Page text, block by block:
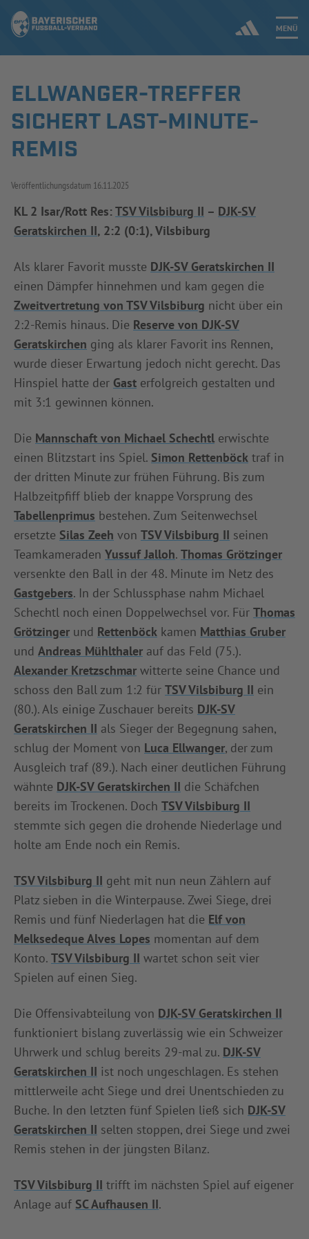
MENÜ
Jetzt einloggen
ERGEBNISSE & WETTBEWERBE
SPIELBETRIEB & VERBANDSLEBEN
AUSBILDUNG & FÖRDERUNG
DER VERBAND
INFOTHEK SPIELPLUS
ELLWANGER-TREFFER
SICHERT LAST-MINUTE-
REMIS
Veröffentlichungsdatum 16.11.2025
KL 2 Isar/Rott Res: TSV Vilsbiburg II – DJK-SV
Geratskirchen II, 2:2 (0:1), Vilsbiburg
Als klarer Favorit musste DJK-SV Geratskirchen II
einen Dämpfer hinnehmen und kam gegen die
Zweitvertretung von TSV Vilsbiburg nicht über ein
2:2-Remis hinaus. Die Reserve von DJK-SV
Geratskirchen ging als klarer Favorit ins Rennen,
wurde dieser Erwartung jedoch nicht gerecht. Das
Hinspiel hatte der Gast erfolgreich gestalten und
mit 3:1 gewinnen können.
Die Mannschaft von Michael Schechtl erwischte
einen Blitzstart ins Spiel. Simon Rettenböck traf in
der dritten Minute zur frühen Führung. Bis zum
Halbzeitpfiff blieb der knappe Vorsprung des
Tabellenprimus bestehen. Zum Seitenwechsel
ersetzte Silas Zeeh von TSV Vilsbiburg II seinen
Teamkameraden Yussuf Jalloh. Thomas Grötzinger
versenkte den Ball in der 48. Minute im Netz des
Gastgebers. In der Schlussphase nahm Michael
Schechtl noch einen Doppelwechsel vor. Für Thomas
Grötzinger und Rettenböck kamen Matthias Gruber
und Andreas Mühlthaler auf das Feld (75.).
Alexander Kretzschmar witterte seine Chance und
schoss den Ball zum 1:2 für TSV Vilsbiburg II ein
(80.). Als einige Zuschauer bereits DJK-SV
Geratskirchen II als Sieger der Begegnung sahen,
schlug der Moment von Luca Ellwanger, der zum
Ausgleich traf (89.). Nach einer deutlichen Führung
wähnte DJK-SV Geratskirchen II die Schäfchen
bereits im Trockenen. Doch TSV Vilsbiburg II
stemmte sich gegen die drohende Niederlage und
holte am Ende noch ein Remis.
TSV Vilsbiburg II geht mit nun neun Zählern auf
Platz sieben in die Winterpause. Zwei Siege, drei
Remis und fünf Niederlagen hat die Elf von
Melksedeque Alves Lopes momentan auf dem
Konto. TSV Vilsbiburg II wartet schon seit vier
Spielen auf einen Sieg.
Die Offensivabteilung von DJK-SV Geratskirchen II
funktioniert bislang zuverlässig wie ein Schweizer
Uhrwerk und schlug bereits 29-mal zu. DJK-SV
Geratskirchen II ist noch ungeschlagen. Es stehen
mittlerweile acht Siege und drei Unentschieden zu
Buche. In den letzten fünf Spielen ließ sich DJK-SV
Geratskirchen II selten stoppen, drei Siege und zwei
Remis stehen in der jüngsten Bilanz.
TSV Vilsbiburg II trifft im nächsten Spiel auf eigener
Anlage auf SC Aufhausen II.